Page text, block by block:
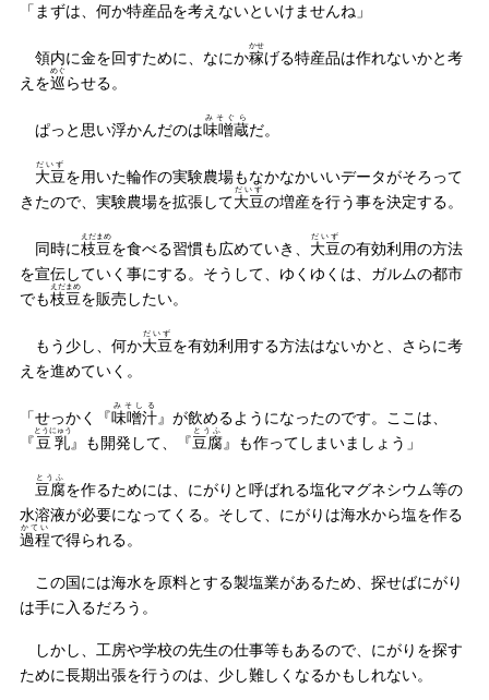
「まずは、何か特産品を考えないといけませんね」
領内に金を回すために、なにか稼
かせ
げる特産品は作れないかと考
えを巡
めぐ
らせる。
ぱっと思い浮かんだのは味噌蔵
みそぐら
だ。
大豆
だいず
を用いた輪作の実験農場もなかなかいいデータがそろって
きたので、実験農場を拡張して大豆
だいず
の増産を行う事を決定する。
同時に枝豆
えだまめ
を食べる習慣も広めていき、 大豆
だいず
の有効利用の方法
を宣伝していく事にする。そうして、ゆくゆくは、ガルムの都市
でも枝豆
えだまめ
を販売したい。
もう少し、何か大豆
だいず
を有効利用する方法はないかと、さらに考
えを進めていく。
「せっかく『味噌汁
みそしる
』が飲めるようになったのです。ここは、
『豆乳
とうにゅう
』も開発して、『豆腐
とうふ
』も作ってしまいましょう」
豆腐
とうふ
を作るためには、にがりと呼ばれる塩化マグネシウム等の
水溶液が必要になってくる。そして、にがりは海水から塩を作る
過程
かてい
で得られる。
この国には海水を原料とする製塩業があるため、探せばにがり
は手に入るだろう。
しかし、工房や学校の先生の仕事等もあるので、にがりを探す
ために長期出張を行うのは、少し難しくなるかもしれない。